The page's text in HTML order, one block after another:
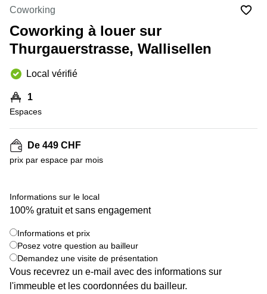
Genève
Coworking
Lausanne
Basel
Coworking
Coworking
Coworking
Nyon
Versoix
Coworking
Meyrin
Salle
Rue de
la Cité
1
Genève
Place
de la
12
Genève
Rue de la
Corraterie
5 Genève
Bamba
1-3
Genève
Rue de
Lausanne
69
Genève
Avenue
Coworking
Coworking à louer sur
Thurgauerstrasse, Wallisellen
Local vérifié
1
Espaces
De 449 CHF
prix par espace par mois
Informations sur le local
100% gratuit et sans engagement
Informations et prix
Posez votre question au bailleur
Demandez une visite de présentation
Vous recevrez un e-mail avec des informations sur
l'immeuble et les coordonnées du bailleur.